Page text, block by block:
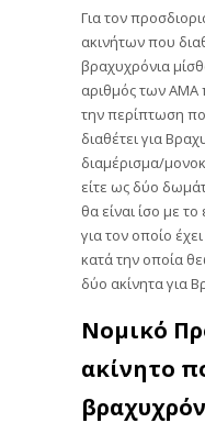
Για τον
ακινήτων που
βραχυχρόνια
αριθμός των ΑΜΑ
την περίπτωση
διαθέτει για
διαμέρισμα/
είτε ως δύο
θα είναι ίσο με
για τον οποίο
κατά την οποία
δύο ακίνητα για
Νομικό
ακίνητο